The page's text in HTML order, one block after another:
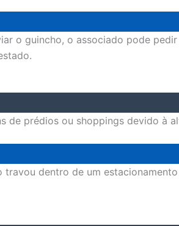
o guincho, o associado pode
de prédios ou shoppings devido à
dentro de um